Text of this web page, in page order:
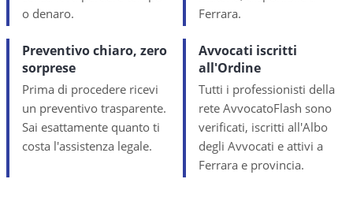
o denaro.
Ferrara.
Preventivo chiaro, zero
sorprese
Prima di procedere ricevi
un preventivo trasparente.
Sai esattamente quanto ti
costa l'assistenza legale.
Avvocati iscritti
all'Ordine
Tutti i professionisti della
rete AvvocatoFlash sono
verificati, iscritti all'Albo
degli Avvocati e attivi a
Ferrara e provincia.